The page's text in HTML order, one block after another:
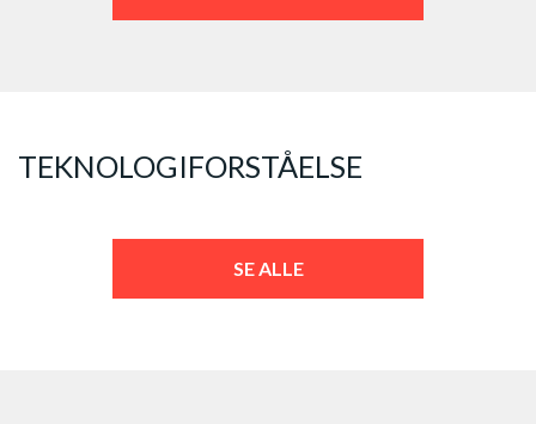
TEKNOLOGIFORSTÅELSE
SE ALLE